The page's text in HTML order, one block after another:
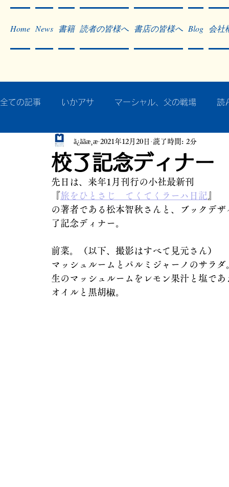
Home News 書籍 読者の皆様へ 書店の皆様へ Blog 会社
全ての記事 いかアサ マーシャル、父の戦場 読
秘蔵写真200枚でたどるアジア・太平洋戦争
作った本・作っている本 記事掲載・広告
校了記念ディナー
ã¿ããæ¸æ 2021年12月20日 読了時間: 2分
先日は、来年1月刊行の小社最新刊
『旅をひとさじ　てくてくラーハ日記 』
の著者である松本智秋さんと、ブックデ
了記念ディナー。
前菜。（以下、撮影はすべて見元さん）
マッシュルームとパルミジャーノのサラダ
生のマッシュルームをレモン果汁と塩で
オイルと黒胡椒。